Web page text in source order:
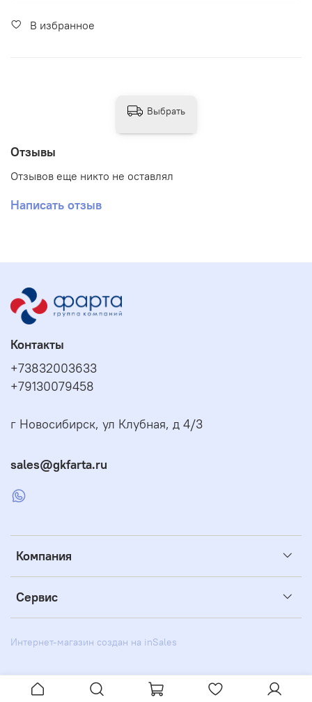
В избранное
Отзывы
Отзывов еще никто не оставлял
Написать отзыв
Выбрать
Компания
Сервис
Контакты
+73832003633
+79130079458
г Новосибирск, ул Клубная, д 4/3
sales@gkfarta.ru
Интернет-магазин создан на inSales